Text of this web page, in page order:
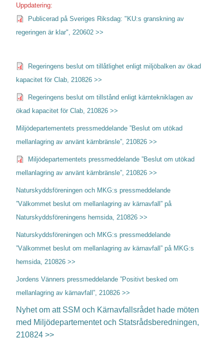
Uppdatering:
Publicerad på Sveriges Riksdag: "KU:s granskning av
regeringen är klar", 220602 >>
Regeringens beslut om tillåtlighet enligt miljöbalken av ökad
kapacitet för Clab, 210826 >>
Regeringens beslut om tillstånd enligt kärntekniklagen av
ökad kapacitet för Clab, 210826 >>
Miljödepartementets pressmeddelande ”Beslut om utökad
mellanlagring av använt kärnbränsle”, 210826 >>
Miljödepartementets pressmeddelande ”Beslut om utökad
mellanlagring av använt kärnbränsle”, 210826 >>
Naturskyddsföreningen och MKG:s pressmeddelande
”Välkommet beslut om mellanlagring av kärnavfall” på
Naturskyddsföreningens hemsida, 210826 >>
Naturskyddsföreningen och MKG:s pressmeddelande
”Välkommet beslut om mellanlagring av kärnavfall” på MKG:s
hemsida, 210826 >>
Jordens Vänners pressmeddelande ”Positivt besked om
mellanlagring av kärnavfall”, 210826 >>
Nyhet om att SSM och Kärnavfallsrådet hade möten
med Miljödepartementet och Statsrådsberedningen,
210824 >>